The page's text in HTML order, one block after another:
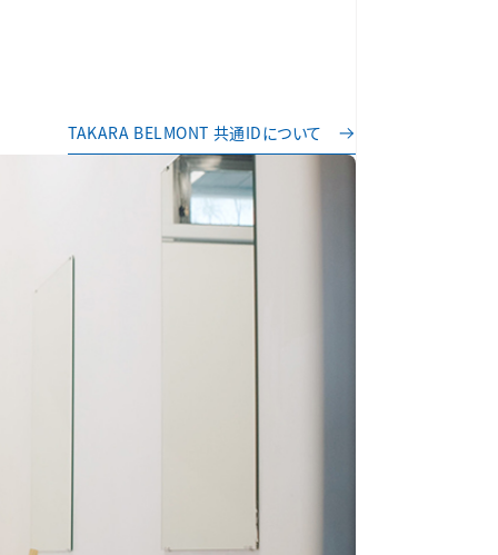
TAKARA BELMONT 共通IDについて